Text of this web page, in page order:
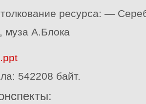
ресурса: —
муза А.Блока
542208 байт.